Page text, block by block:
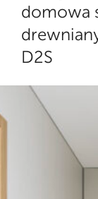
domowa
D2S